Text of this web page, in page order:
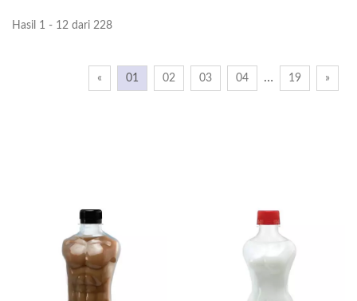
Hasil 1 - 12 dari 228
« 01 02 03 04 … 19 »